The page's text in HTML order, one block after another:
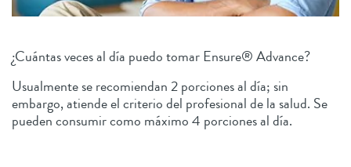
¿Cuántas veces al día puedo tomar Ensure® Advance?
Usualmente se recomiendan 2 porciones al día; sin
embargo, atiende el criterio del profesional de la salud. Se
pueden consumir como máximo 4 porciones al día.